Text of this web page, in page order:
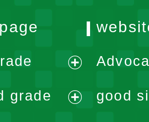
menu
grade
good